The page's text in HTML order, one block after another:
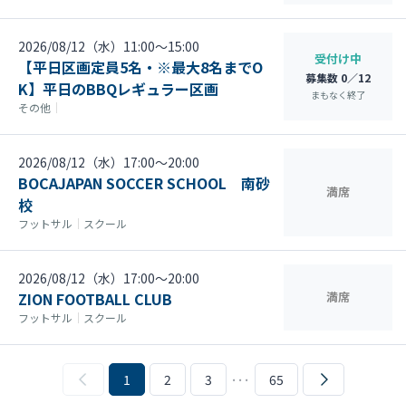
2026/08/12（水）11:00〜15:00
【平日区画定員5名・※最大8名までO
K】平日のBBQレギュラー区画
その他 ｜
受付け中
募集数 0／12
まもなく終了
2026/08/12（水）17:00〜20:00
BOCAJAPAN SOCCER SCHOOL 南砂
校
フットサル ｜ スクール
満席
2026/08/12（水）17:00〜20:00
ZION FOOTBALL CLUB
フットサル ｜ スクール
満席
1 2 3 ･･･ 65